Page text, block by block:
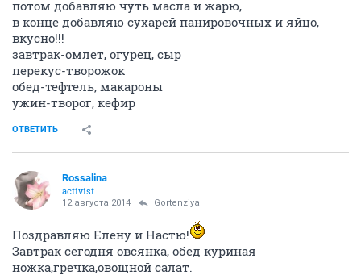
потом добавляю чуть масла и жарю,
в конце добавляю сухарей панировочных и яйцо,
вкусно!!!
завтрак-омлет, огурец, сыр
перекус-творожок
обед-тефтель, макароны
ужин-творог, кефир
ОТВЕТИТЬ
Rossalina
activist
12 августа 2014 Gortenziya
Поздравляю Елену и Настю!
Завтрак сегодня овсянка, обед куриная
ножка,гречка,овощной салат.